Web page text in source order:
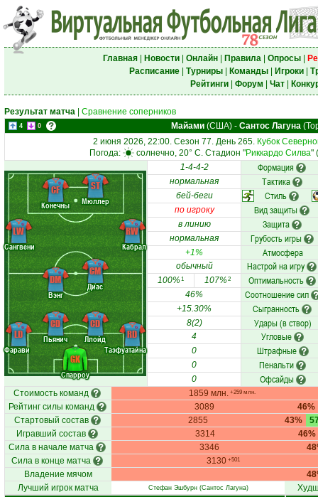
Главная| Новости| Онлайн| Правила| Опросы|
Расписание| Турниры| Команды| Игроки|
Рейтинги| Форум Чат|
Результат матча Сравнение соперников
4 0 Майами(США)- Сантос Лагуна
2 июня 2026, 22:00. Сезон 77. День 265. Кубок
Погода:
солнечно, 20° C. Стадион "Риккардо Силва"
Спарроу
Фарави
Пьянич
Ллойд
Таэфуатайна
Сангвени
Вэнг
Диас
Кабрал
Конечны Мюллер
GK
LD
CD
CD
RD
LW
DM
CM
RW
CF ST
1-4-4-2 Формация
нормальная Тактика
бей-беги Стиль
по игроку Вид защиты
в линию Защита
нормальная Грубость игры
+1% Атмосфера
обычный Настрой на игру
100%1 107%2 Оптимальность
46% Соотношение сил
+15.30% Сыгранность
8(2) Удары (в створ)
4 Угловые
0 Штрафные
0 Пенальти
0 Офсайды
Стоимость команд 1859 млн. +259 млн.
Рейтинг силы команд 3089
46%
Стартовый состав
2855 43%
Игравший состав
3314
46%
Сила в начале матча
3346
Сила в конце матча
3130 +501
Владение мячом
Лучший игрок матча
Стефан Эшбурн(Сантос Лагуна)